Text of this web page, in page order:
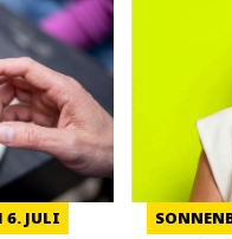
6. JULI